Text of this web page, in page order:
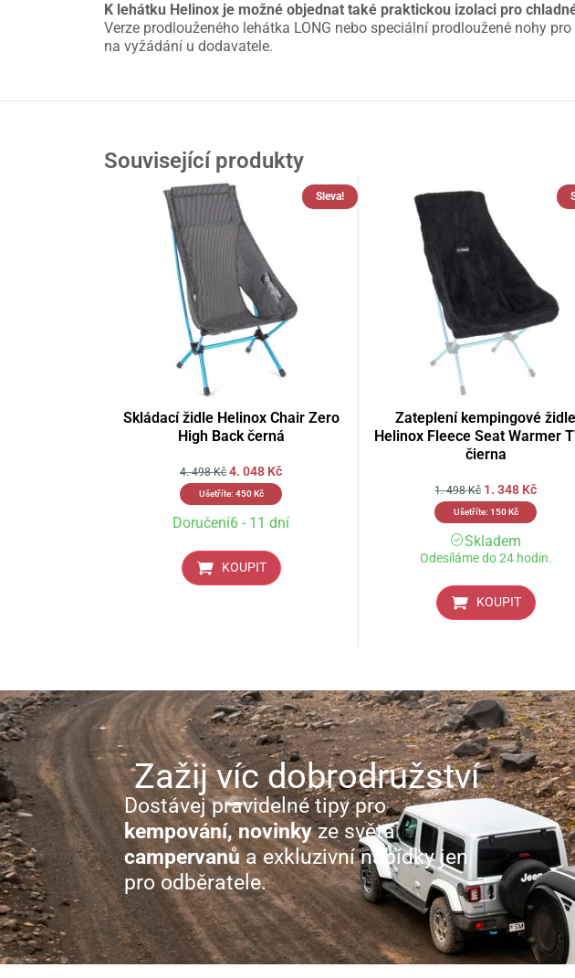
K lehátku Helinox je možné objednat také praktickou izolaci pro
Verze prodlouženého lehátka LONG nebo speciální prodloužené nohy
na vyžádání u dodavatele.
Související produkty
Sleva!
Skládací židle Helinox Chair Zero
High Back černá
4. 498Kč 4. 048 Kč
Ušetříte: 450Kč
Doručení6 - 11 dní
KOUPIT
Zateplení kempingové židle
Helinox Fleece Seat Warmer
čierna
1. 498Kč 1. 348 Kč
Ušetříte: 150Kč
Skladem
Odesíláme do 24 hodin.
KOUPIT
Zažij víc dobrodružství
Dostávej pravidelné tipy pro
kempování, novinkyze světa
campervanůa exkluzivní nabídky jen
pro odběratele.